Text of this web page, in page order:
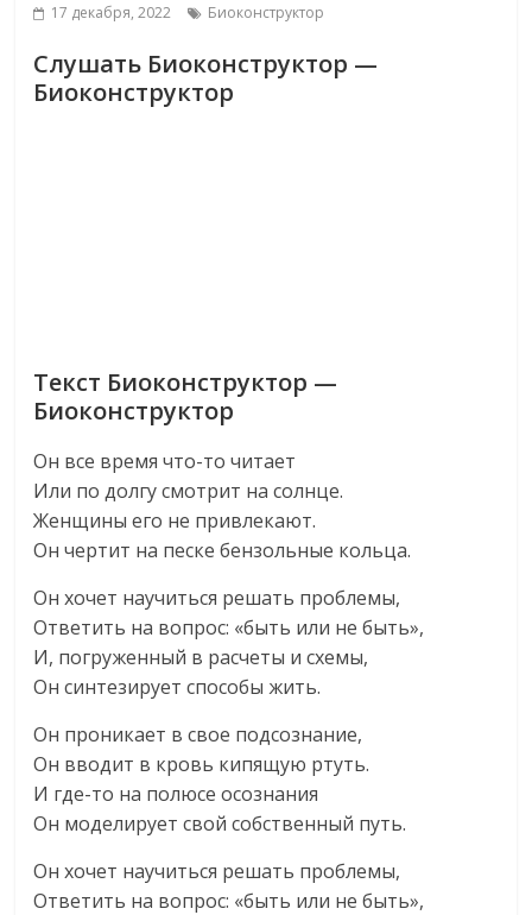
17 декабря, 2022 Биоконструктор
Слушать Биоконструктор —
Биоконструктор
Текст Биоконструктор —
Биоконструктор
Он все время что-то читает
Или по долгу смотрит на солнце.
Женщины его не привлекают.
Он чертит на песке бензольные кольца.
Он хочет научиться решать проблемы,
Ответить на вопрос: «быть или не быть»,
И, погруженный в расчеты и схемы,
Он синтезирует способы жить.
Он проникает в свое подсознание,
Он вводит в кровь кипящую ртуть.
И где-то на полюсе осознания
Он моделирует свой собственный путь.
Он хочет научиться решать проблемы,
Ответить на вопрос: «быть или не быть»,